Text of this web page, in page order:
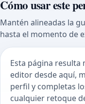
Cómo usar este
Mantén alineadas la
hasta el momento de
Esta página resulta
editor desde aquí,
perfil y completas
cualquier retoque